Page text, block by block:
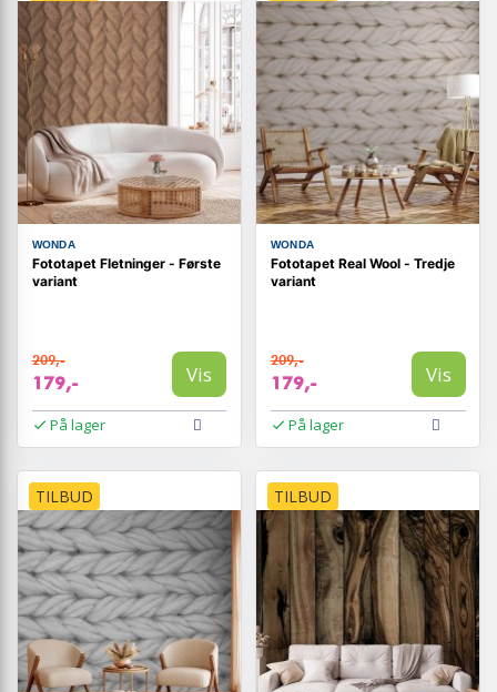
WONDA
Fototapet Fletninger - Første
variant
209,-
179,- Vis
På lager
WONDA
Fototapet Real Wool - Tredje
variant
209,-
179,- Vis
På lager
TILBUD TILBUD